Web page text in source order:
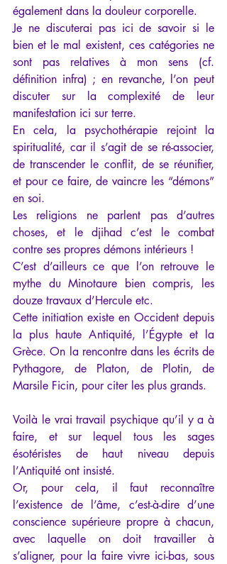
également dans la douleur corporelle.
Je ne discuterai pas ici de savoir si le
bien et le mal existent, ces catégories ne
sont pas relatives à mon sens (cf.
définition infra) ; en revanche, l’on peut
discuter sur la complexité de leur
manifestation ici sur terre.
En cela, la psychothérapie rejoint la
spiritualité, car il s’agit de se ré-associer,
de transcender le conflit, de se réunifier,
et pour ce faire, de vaincre les “démons”
en soi.
Les religions ne parlent pas d’autres
choses, et le djihad c’est le combat
contre ses propres démons intérieurs !
C’est d’ailleurs ce que l’on retrouve le
mythe du Minotaure bien compris, les
douze travaux d’Hercule etc.
Cette initiation existe en Occident depuis
la plus haute Antiquité, l’Égypte et la
Grèce. On la rencontre dans les écrits de
Pythagore, de Platon, de Plotin, de
Marsile Ficin, pour citer les plus grands.
Voilà le vrai travail psychique qu’il y a à
faire, et sur lequel tous les sages
ésotéristes de haut niveau depuis
l’Antiquité ont insisté.
Or, pour cela, il faut reconnaître
l’existence de l’âme, c’est-à-dire d’une
conscience supérieure propre à chacun,
avec laquelle on doit travailler à
s’aligner, pour la faire vivre ici-bas, sous